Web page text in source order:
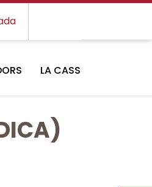
LA CASS